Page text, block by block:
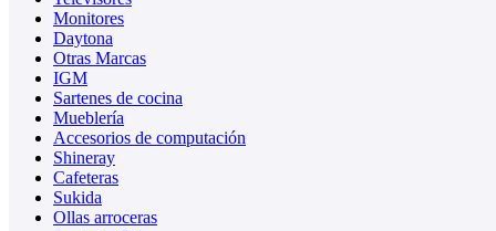
Monitores
Daytona
Otras Marcas
IGM
Sartenes de cocina
Mueblería
Accesorios de computación
Shineray
Cafeteras
Sukida
Ollas arroceras